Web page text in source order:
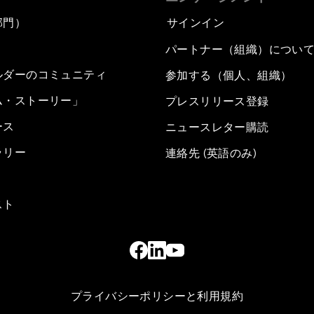
）
ーのコミュニティ
ストーリー」
リー
サインイン
パートナー（組織）につい
参加する（個人、組織）
プレスリリース登録
ニュースレター購読
連絡先 (英語のみ)
プライバシーポリシーと利用規約